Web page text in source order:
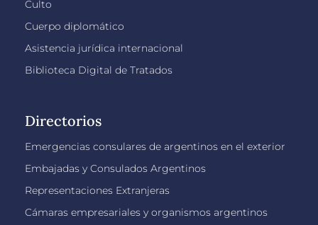
Culto
Cuerpo diplomático
Asistencia jurídica internacional
Biblioteca Digital de Tratados
Directorios
Emergencias consulares de argentinos en el exterior
Embajadas y Consulados Argentinos
Representaciones Extranjeras
Cámaras empresariales y organismos argentinos